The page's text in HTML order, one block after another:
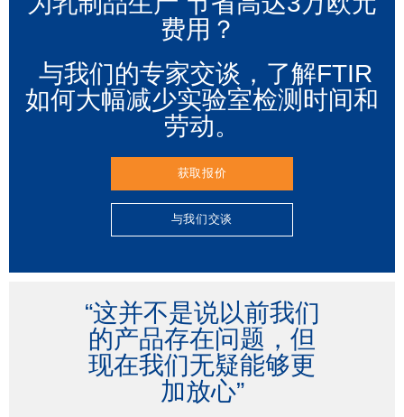
费用？
与我们的专家交谈，了解FTIR
如何大幅减少实验室检测时间和
劳动。
获取报价
与我们交谈
“这并不是说以前我们
的产品存在问题，但
现在我们无疑能够更
加放心”